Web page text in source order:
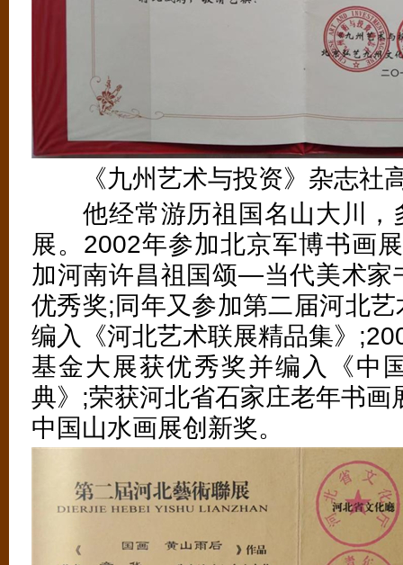
《九州艺术与投资》杂志社
他经常游历祖国名山大川，
展。2002年参加北京军博书画
加河南许昌祖国颂—当代美术家
优秀奖;同年又参加第二届河北
编入《河北艺术联展精品集》
基金大展获优秀奖并编入《中
典》;荣获河北省石家庄老年书画
中国山水画展创新奖。